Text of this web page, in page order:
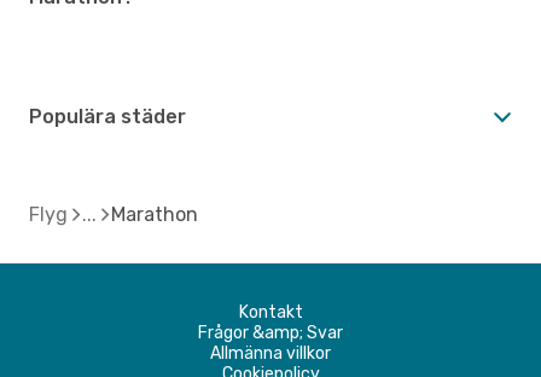
Populära städer
Flyg Marathon
Kontakt
Frågor &amp; Svar
Allmänna villkor